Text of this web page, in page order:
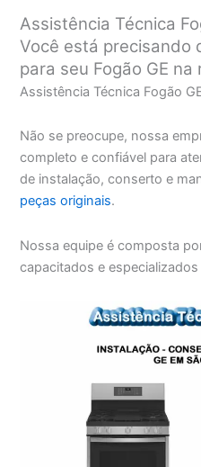
Assistência Técnica
Você está precisando
para seu Fogão GE
Assistência Técnica Fogão
Não se preocupe, nossa
completo e confiável para
de instalação, conserto e
peças originais.
Nossa equipe é composta
capacitados e